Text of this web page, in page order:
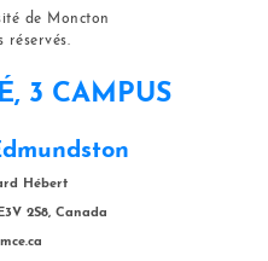
de Moncton
réservés.
3 CAMPUS
Hébert
2S8, Canada